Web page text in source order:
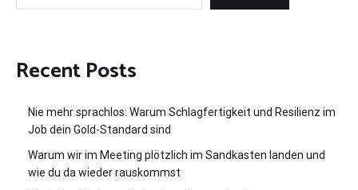
Recent Posts
Nie mehr sprachlos: Warum Schlagfertigkeit und Resilienz im
Job dein Gold-Standard sind
Warum wir im Meeting plötzlich im Sandkasten landen und
wie du da wieder rauskommst